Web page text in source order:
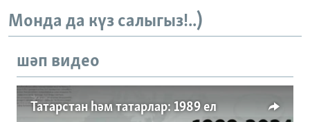
Монда да күз салыгыз!..)
шәп видео
Татарстан һәм татарлар: 1989 ел